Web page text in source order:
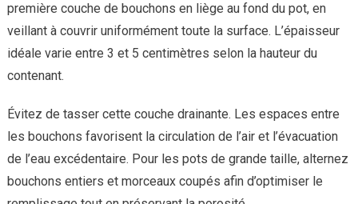
première couche de bouchons en liège au fond du pot, en
veillant à couvrir uniformément toute la surface. L’épaisseur
idéale varie entre 3 et 5 centimètres selon la hauteur du
contenant.
Évitez de tasser cette couche drainante. Les espaces entre
les bouchons favorisent la circulation de l’air et l’évacuation
de l’eau excédentaire. Pour les pots de grande taille, alternez
bouchons entiers et morceaux coupés afin d’optimiser le